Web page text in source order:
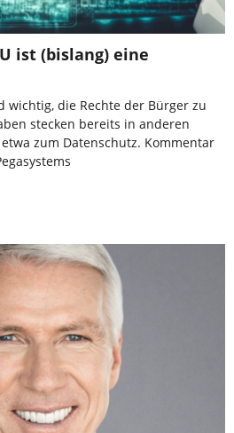
ist (bislang) eine
die Rechte der Bürger zu
stecken bereits in anderen
zum Datenschutz. Kommentar